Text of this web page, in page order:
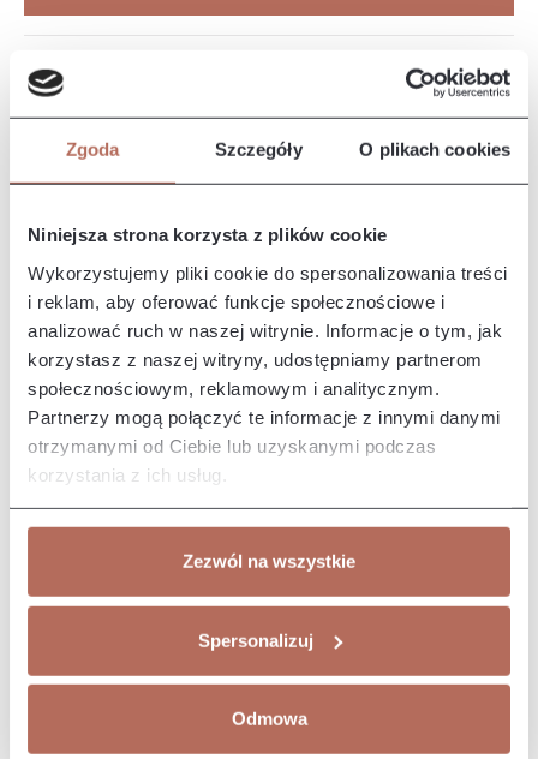
Zgoda Szczegóły O plikach cookies
Niniejsza strona korzysta z plików cookie
Wykorzystujemy pliki cookie do spersonalizowania treści
i reklam, aby oferować funkcje społecznościowe i
analizować ruch w naszej witrynie. Informacje o tym, jak
korzystasz z naszej witryny, udostępniamy partnerom
społecznościowym, reklamowym i analitycznym.
Partnerzy mogą połączyć te informacje z innymi danymi
otrzymanymi od Ciebie lub uzyskanymi podczas
korzystania z ich usług.
Zezwól na wszystkie
Spersonalizuj
Odmowa
Numer produktu:
Kolor na ekranie może różnić się od rzeczywistego koloru tkanin
ze względu na różne typy ekranów i ich kalibrację.
Prezentowane zdjęcie jest zdjęciem poglądowym.
Opis i wymiary
Narożnik Alex z połączenia modułów 2P, Ebig, 1M i OT
Terminal Circle. Kanapa Alex ma minimalistyczny, nowoczesny
design, kt…Więcej
Właściwości